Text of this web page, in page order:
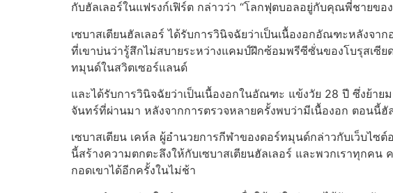
กับฮัลเลอร์ในแฟรงก์เฟิร์ต กล่าวว่า “โลกฟุตบอลอยู่กับคุณพี่ชายข
เซบาสเตียนฮัลเลอร์ ได้รับการวินิจฉัยว่าเป็นเนื้องอกอัณฑะหลังจ
ที่เขาบ่นว่ารู้สึกไม่สบายระหว่างแคมป์ฝึกซ้อมพรีซีซั่นของโบรุสเซี
ทมุนด์ในสวิตเซอร์แลนด์
และได้รับการวินิจฉัยว่าเป็นเนื้องอกในอัณฑะ แข้งวัย 28 ปี ซึ่งย้า
จันทร์ที่ผ่านมา หลังจากการตรวจหลายครั้งพบว่ามีเนื้องอก ตอนนี้ฮั
เซบาสเตียน เคห์ล ผู้อํานวยการกีฬาของดอร์ทมุนด์กล่าวกับเว็บไซ
นี้สร้างความตกตะลึงให้กับเซบาสเตียนฮัลเลอร์ และพวกเราทุกค
กอดเขาได้อีกครั้งในไม่ช้า